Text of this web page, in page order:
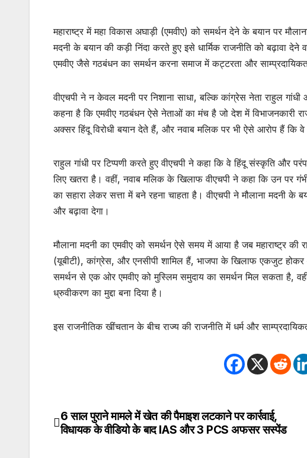
महाराष्ट्र में महा विकास अघाड़ी (एमवीए) को समर्थन देने के बयान पर
मदनी के बयान की कड़ी निंदा करते हुए इसे धार्मिक राजनीति को बढ़ावा
एमवीए जैसे गठबंधन का समर्थन करना समाज में कट्टरता और
वीएचपी ने न केवल मदनी पर निशाना साधा, बल्कि कांग्रेस नेता राहुल
कहना है कि एमवीए गठबंधन ऐसे नेताओं का मंच है जो देश में विभाजनकारी
अक्सर हिंदू विरोधी बयान देते हैं, और नवाब मलिक पर भी ऐसे आरोप हैं कि वे
राहुल गांधी पर टिप्पणी करते हुए वीएचपी ने कहा कि वे हिंदू संस्कृति
लिए खतरा है। वहीं, नवाब मलिक के खिलाफ वीएचपी ने कहा कि उन पर
का सहारा लेकर सत्ता में बने रहना चाहता है। वीएचपी ने मौलाना मदनी
और बढ़ावा देगा।
मौलाना मदनी का एमवीए को समर्थन ऐसे समय में आया है जब महाराष्ट्र
(यूबीटी), कांग्रेस, और एनसीपी शामिल हैं, भाजपा के खिलाफ एकजुट
समर्थन से एक ओर एमवीए को मुस्लिम समुदाय का समर्थन मिल सकता है,
ध्रुवीकरण का मुद्दा बना दिया है।
इस राजनीतिक खींचतान के बीच राज्य की राजनीति में धर्म और
Post
6 साल पुराने मामले में खेत की पैमाइश लटकाने पर कार्रवाई,
विधायक के वीडियो के बाद IAS और 3 PCS अफसर सस्पेंड